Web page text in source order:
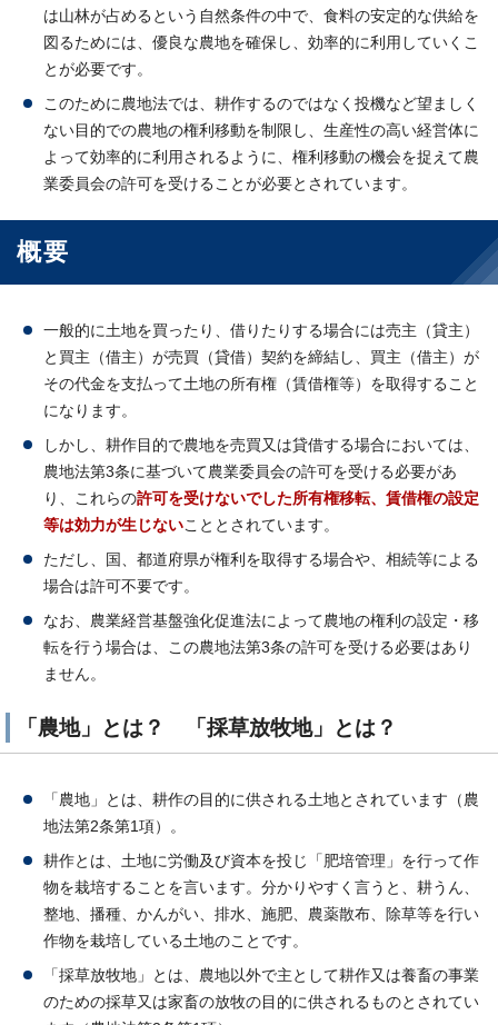
は山林が占めるという自然条件の中で、食料の安定的な供給を
図るためには、優良な農地を確保し、効率的に利用していくこ
とが必要です。
このために農地法では、耕作するのではなく投機など望ましく
ない目的での農地の権利移動を制限し、生産性の高い経営体に
よって効率的に利用されるように、権利移動の機会を捉えて農
業委員会の許可を受けることが必要とされています。
概要
一般的に土地を買ったり、借りたりする場合には売主（貸主）
と買主（借主）が売買（貸借）契約を締結し、買主（借主）が
その代金を支払って土地の所有権（賃借権等）を取得すること
になります。
しかし、耕作目的で農地を売買又は貸借する場合においては、
農地法第3条に基づいて農業委員会の許可を受ける必要があ
り、これらの許可を受けないでした所有権移転、賃借権の設定
等は効力が生じないこととされています。
ただし、国、都道府県が権利を取得する場合や、相続等による
場合は許可不要です。
なお、農業経営基盤強化促進法によって農地の権利の設定・移
転を行う場合は、この農地法第3条の許可を受ける必要はあり
ません。
「農地」とは？ 「採草放牧地」とは？
「農地」とは、耕作の目的に供される土地とされています（農
地法第2条第1項）。
耕作とは、土地に労働及び資本を投じ「肥培管理」を行って作
物を栽培することを言います。分かりやすく言うと、耕うん、
整地、播種、かんがい、排水、施肥、農薬散布、除草等を行い
作物を栽培している土地のことです。
「採草放牧地」とは、農地以外で主として耕作又は養畜の事業
のための採草又は家畜の放牧の目的に供されるものとされてい